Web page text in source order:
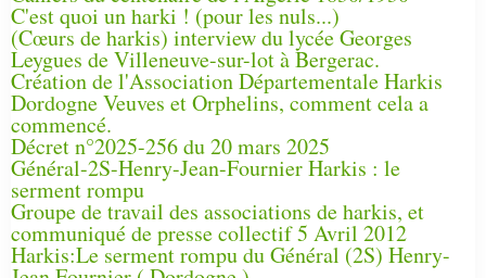
C'est quoi un harki ! (pour les nuls...)
(Cœurs de harkis) interview du lycée Georges
Leygues de Villeneuve-sur-lot à Bergerac.
Création de l'Association Départementale Harkis
Dordogne Veuves et Orphelins, comment cela a
commencé.
Décret n°2025-256 du 20 mars 2025
Général-2S-Henry-Jean-Fournier Harkis : le
serment rompu
Groupe de travail des associations de harkis, et
communiqué de presse collectif 5 Avril 2012
Harkis:Le serment rompu du Général (2S) Henry-